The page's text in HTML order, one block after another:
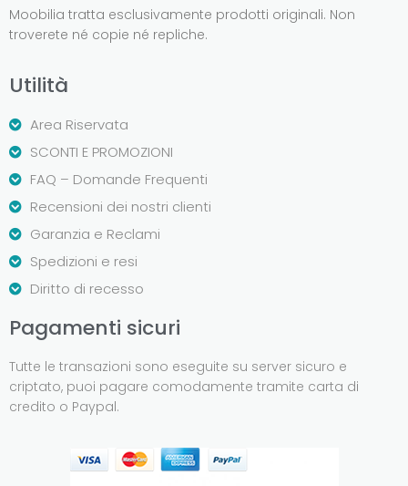
Moobilia tratta esclusivamente prodotti originali. Non
troverete né copie né repliche.
Utilità
Area Riservata
SCONTI E PROMOZIONI
FAQ – Domande Frequenti
Recensioni dei nostri clienti
Garanzia e Reclami
Spedizioni e resi
Diritto di recesso
Pagamenti sicuri
Tutte le transazioni sono eseguite su server sicuro e
criptato, puoi pagare comodamente tramite carta di
credito o Paypal.